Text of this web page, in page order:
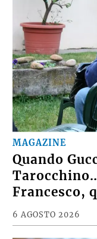
MAGAZINE
Quando
Francesco,
6 AGOSTO 2026